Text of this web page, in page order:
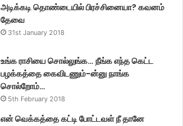
அடிக்கடி தொண்டையில் பிரச்சினையா? கவனம்
தேவை
31st January 2018
உங்க ராசியை சொல்லுங்க… நீங்க எந்த கெட்ட
பழக்கத்தை கைவிடணும்-ன்னு நாங்க
சொல்றோம்…
5th February 2018
என் வெக்கத்தை கட்டி போட்டவள் நீ தானே